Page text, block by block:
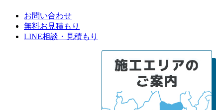
お問い合わせ
無料お見積もり
LINE相談・見積もり